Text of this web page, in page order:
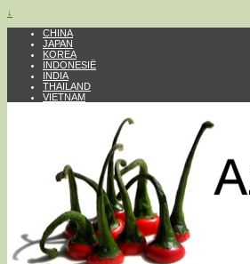
↓
CHINA
JAPAN
KOREA
INDONESIË
INDIA
THAILAND
VIETNAM